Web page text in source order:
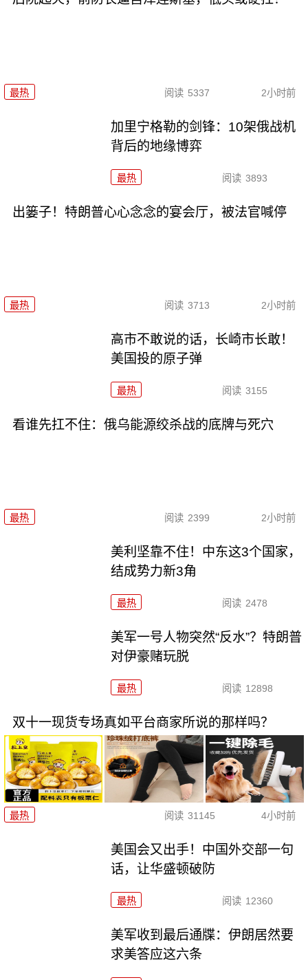
最热 阅读 5337 2小时前
加里宁格勒的剑锋：10架俄战机
背后的地缘博弈
最热 阅读 3893
出篓子！特朗普心心念念的宴会厅，被法官喊停
最热 阅读 3713 2小时前
高市不敢说的话，长崎市长敢！
美国投的原子弹
最热 阅读 3155
看谁先扛不住：俄乌能源绞杀战的底牌与死穴
最热 阅读 2399 2小时前
美利坚靠不住！中东这3个国家，
结成势力新3角
最热 阅读 2478
美军一号人物突然“反水”？特朗普
对伊豪赌玩脱
最热 阅读 12898
双十一现货专场真如平台商家所说的那样吗？
最热 阅读 31145 4小时前
美国会又出手！中国外交部一句
话，让华盛顿破防
最热 阅读 12360
美军收到最后通牒：伊朗居然要
求美答应这六条